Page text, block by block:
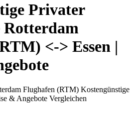
Privater
Rotterdam
<-> Essen |
Flughafen (RTM) Kostengünstige
& Angebote Vergleichen